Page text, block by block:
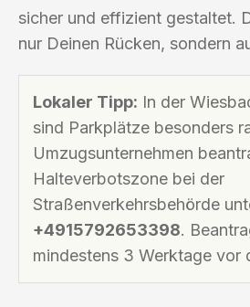
sicher und effizient gestaltet.
nur Deinen Rücken, sondern
Lokaler Tipp: In der
sind Parkplätze besonders
Umzugsunternehmen
Halteverbotszone bei der
Straßenverkehrsbehörde
+4915792653398.
mindestens 3 Werktage vor